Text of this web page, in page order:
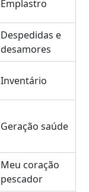
Emplastro
Despedidas e
desamores
Inventário
Geração saúde
Meu coração
pescador